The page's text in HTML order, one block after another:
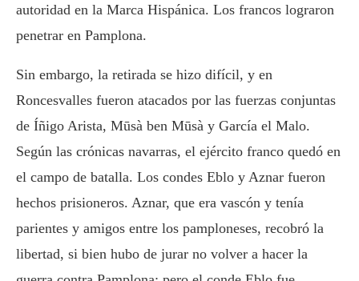
autoridad en la Marca Hispánica. Los francos lograron
penetrar en Pamplona.
Sin embargo, la retirada se hizo difícil, y en
Roncesvalles fueron atacados por las fuerzas conjuntas
de Íñigo Arista, Mūsà ben Mūsà y García el Malo.
Según las crónicas navarras, el ejército franco quedó en
el campo de batalla. Los condes Eblo y Aznar fueron
hechos prisioneros. Aznar, que era vascón y tenía
parientes y amigos entre los pamploneses, recobró la
libertad, si bien hubo de jurar no volver a hacer la